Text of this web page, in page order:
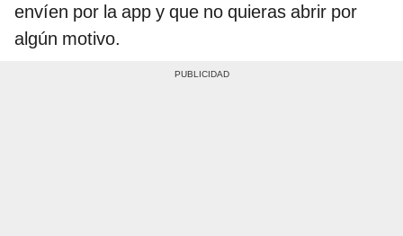
envíen por la app y que no quieras abrir por
algún motivo.